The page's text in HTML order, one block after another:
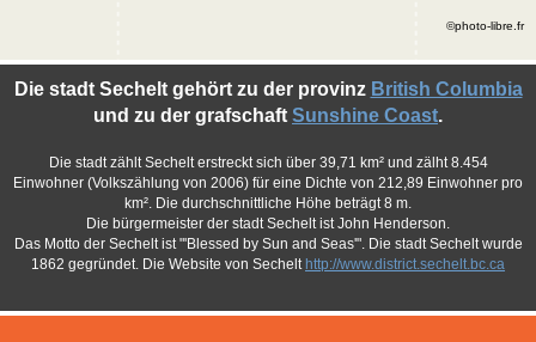
Die stadt Sechelt gehört zu der provinz British Columbia
und zu der grafschaft Sunshine Coast.
Die stadt zählt Sechelt erstreckt sich über 39,71 km² und zälht 8.454
Einwohner (Volkszählung von 2006) für eine Dichte von 212,89 Einwohner pro
km². Die durchschnittliche Höhe beträgt 8 m.
Die bürgermeister der stadt Sechelt ist John Henderson.
Das Motto der Sechelt ist "'Blessed by Sun and Seas'". Die stadt Sechelt wurde
1862 gegründet. Die Website von Sechelt http://www.district.sechelt.bc.ca
©photo-libre.fr